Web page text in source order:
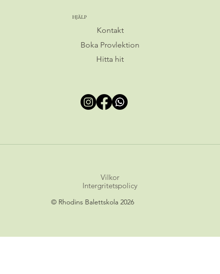
HJÄLP
Kontakt
Boka Provlektion
Hitta hit
Vilkor
Intergritetspolicy
© Rhodins Balettskola 2026